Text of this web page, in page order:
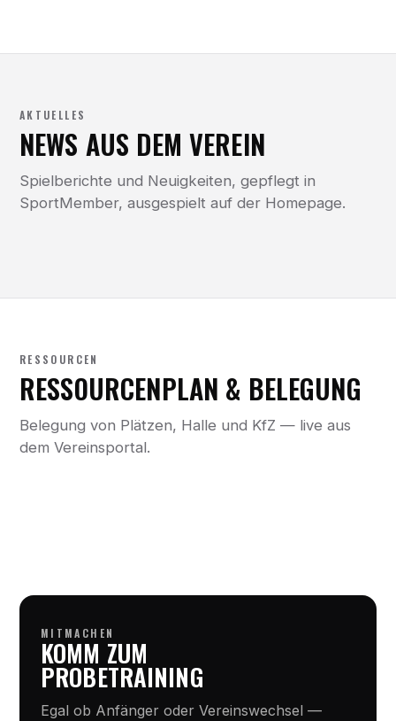
AKTUELLES
NEWS AUS DEM VEREIN
Spielberichte und Neuigkeiten, gepflegt in
SportMember, ausgespielt auf der Homepage.
RESSOURCEN
RESSOURCENPLAN & BELEGUNG
Belegung von Plätzen, Halle und KfZ — live aus
dem Vereinsportal.
MITMACHEN
KOMM ZUM
PROBETRAINING
Egal ob Anfänger oder Vereinswechsel —